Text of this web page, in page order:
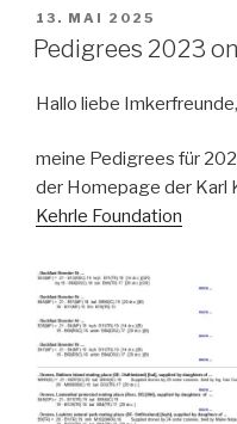
VERÖFFENTLICHT
AM
13. MAI 2025
Pedigrees 2023
Hallo liebe Imkerfreunde,
meine Pedigrees für
der Homepage der Karl
Kehrle Foundation